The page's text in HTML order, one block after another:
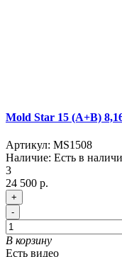
Mold Star 15 (A+B)
Артикул: MS1508
Наличие: Есть в
3
24 500 р.
+
-
В корзину
Есть видео